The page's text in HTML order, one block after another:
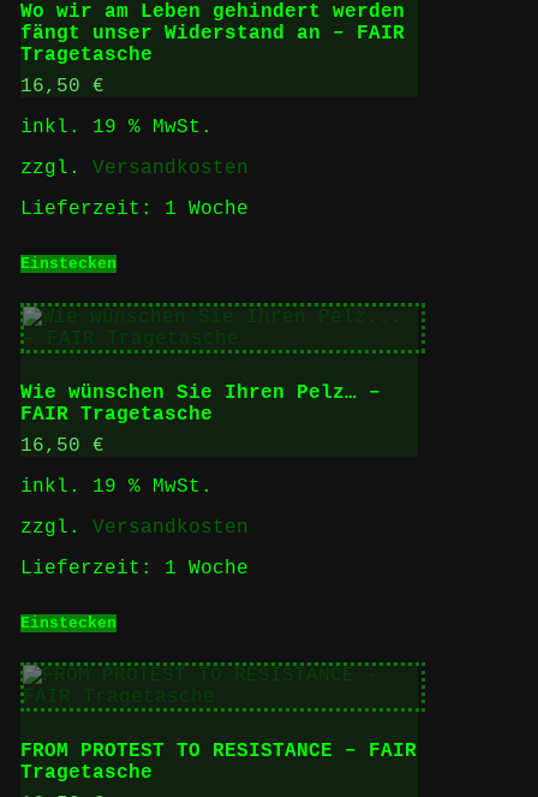
Wo wir am Leben gehindert werden
fängt unser Widerstand an – FAIR
Tragetasche
16,50 €
inkl. 19 % MwSt.
zzgl. Versandkosten
Lieferzeit: 1 Woche
Einstecken
Wie wünschen Sie Ihren Pelz… –
FAIR Tragetasche
16,50 €
inkl. 19 % MwSt.
zzgl. Versandkosten
Lieferzeit: 1 Woche
Einstecken
FROM PROTEST TO RESISTANCE – FAIR
Tragetasche